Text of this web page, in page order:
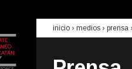
inicio › medios › prensa